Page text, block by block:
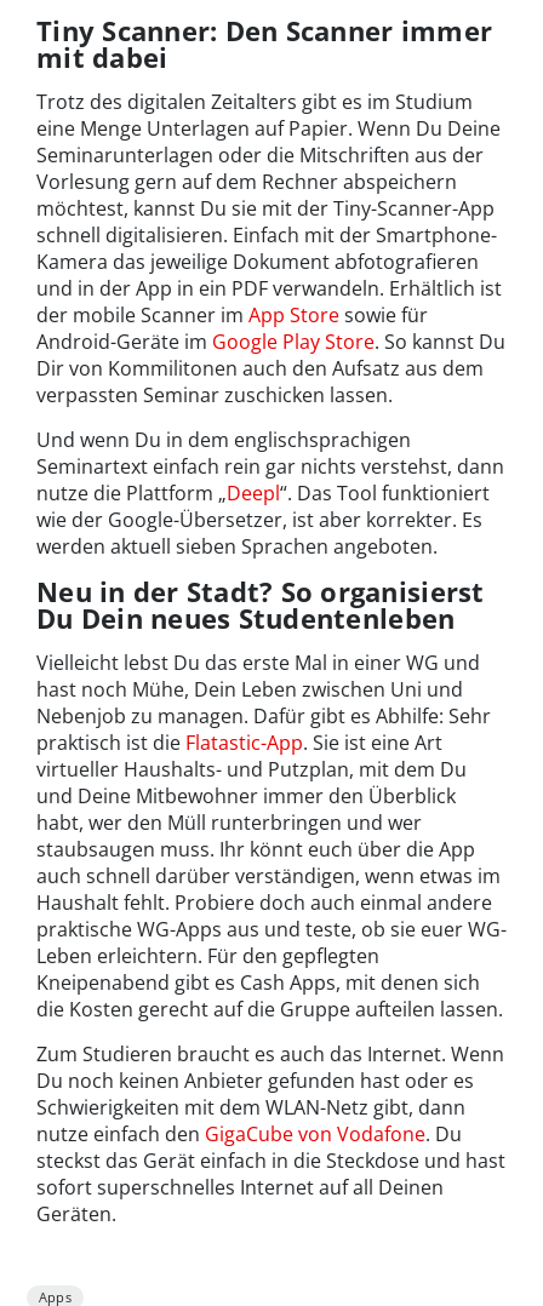
Tiny Scanner: Den Scanner immer
mit dabei
Trotz des digitalen Zeitalters gibt es im Studium
eine Menge Unterlagen auf Papier. Wenn Du Deine
Seminarunterlagen oder die Mitschriften aus der
Vorlesung gern auf dem Rechner abspeichern
möchtest, kannst Du sie mit der Tiny-Scanner-App
schnell digitalisieren. Einfach mit der Smartphone-
Kamera das jeweilige Dokument abfotografieren
und in der App in ein PDF verwandeln. Erhältlich ist
der mobile Scanner im App Storesowie für
Android-Geräte im Google Play Store. So kannst Du
Dir von Kommilitonen auch den Aufsatz aus dem
verpassten Seminar zuschicken lassen.
Und wenn Du in dem englischsprachigen
Seminartext einfach rein gar nichts verstehst, dann
nutze die Plattform „Deepl“. Das Tool funktioniert
wie der Google-Übersetzer, ist aber korrekter. Es
werden aktuell sieben Sprachen angeboten.
Neu in der Stadt? So organisierst
Du Dein neues Studentenleben
Vielleicht lebst Du das erste Mal in einer WG und
hast noch Mühe, Dein Leben zwischen Uni und
Nebenjob zu managen. Dafür gibt es Abhilfe: Sehr
praktisch ist die Flatastic-App. Sie ist eine Art
virtueller Haushalts- und Putzplan, mit dem Du
und Deine Mitbewohner immer den Überblick
habt, wer den Müll runterbringen und wer
staubsaugen muss. Ihr könnt euch über die App
auch schnell darüber verständigen, wenn etwas im
Haushalt fehlt. Probiere doch auch einmal andere
praktische WG-Apps aus und teste, ob sie euer WG-
Leben erleichtern. Für den gepflegten
Kneipenabend gibt es Cash Apps, mit denen sich
die Kosten gerecht auf die Gruppe aufteilen lassen.
Zum Studieren braucht es auch das Internet. Wenn
Du noch keinen Anbieter gefunden hast oder es
Schwierigkeiten mit dem WLAN-Netz gibt, dann
nutze einfach den GigaCube von Vodafone. Du
steckst das Gerät einfach in die Steckdose und hast
sofort superschnelles Internet auf all Deinen
Geräten.
Apps